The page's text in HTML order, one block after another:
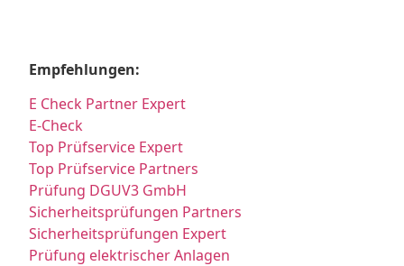
Empfehlungen:
E Check Partner Expert
E-Check
Top Prüfservice Expert
Top Prüfservice Partners
Prüfung DGUV3 GmbH
Sicherheitsprüfungen Partners
Sicherheitsprüfungen Expert
Prüfung elektrischer Anlagen